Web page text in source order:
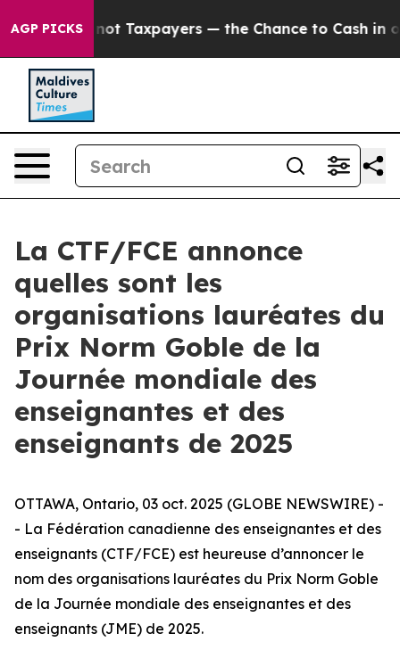
AGP PICKS
— not Taxpayers — the Chance to Cash in on
La CTF/FCE annonce
quelles sont les
organisations lauréates du
Prix Norm Goble de la
Journée mondiale des
enseignantes et des
enseignants de 2025
OTTAWA, Ontario, 03 oct. 2025 (GLOBE NEWSWIRE) -
- La Fédération canadienne des enseignantes et des
enseignants (CTF/FCE) est heureuse d’annoncer le
nom des organisations lauréates du Prix Norm Goble
de la Journée mondiale des enseignantes et des
enseignants (JME) de 2025.